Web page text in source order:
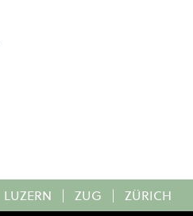
LUZERN | ZUG | ZÜRICH